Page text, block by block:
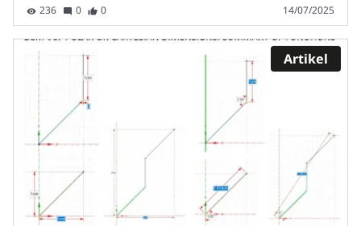
236 0 0 14/07/2025
Artikel